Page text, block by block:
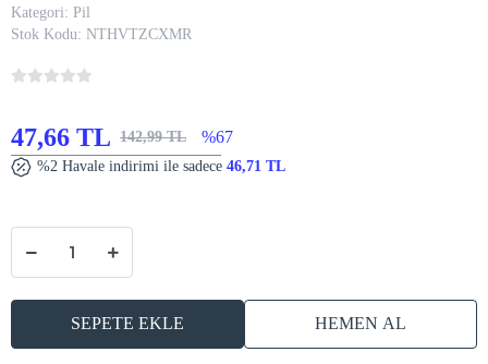
Kategori: Pil
Stok Kodu: NTHVTZCXMR
47,66 TL 142,99 TL %67
%2 Havale indirimi ile sadece 46,71 TL
SEPETE EKLE HEMEN AL